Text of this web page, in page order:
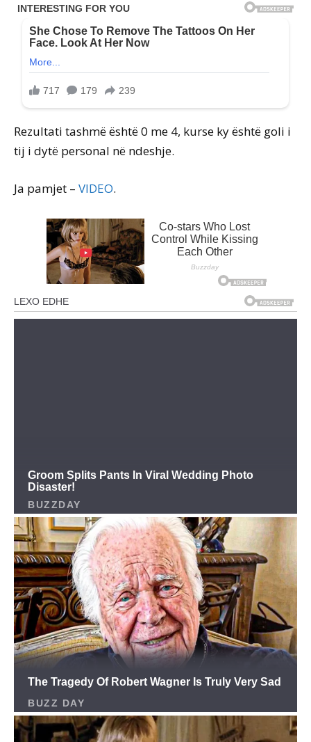
Rezultati tashmë është 0 me 4, kurse ky është goli i
tij i dytë personal në ndeshje.
Ja pamjet – VIDEO.